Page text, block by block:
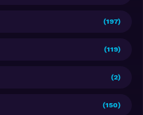
(197)
(119)
(2)
(150)